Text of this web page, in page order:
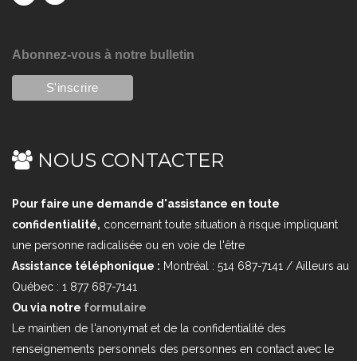
Abonnez-vous à notre bulletin
NOUS CONTACTER
Pour faire une demande d'assistance en toute
confidentialité, concernant toute situation à risque impliquant
une personne radicalisée ou en voie de l'être
Assistance téléphonique : Montréal : 514 687-7141 / Ailleurs au
Québec : 1 877 687-7141
Ou via notre formulaire
Le maintien de l'anonymat et de la confidentialité des
renseignements personnels des personnes en contact avec le